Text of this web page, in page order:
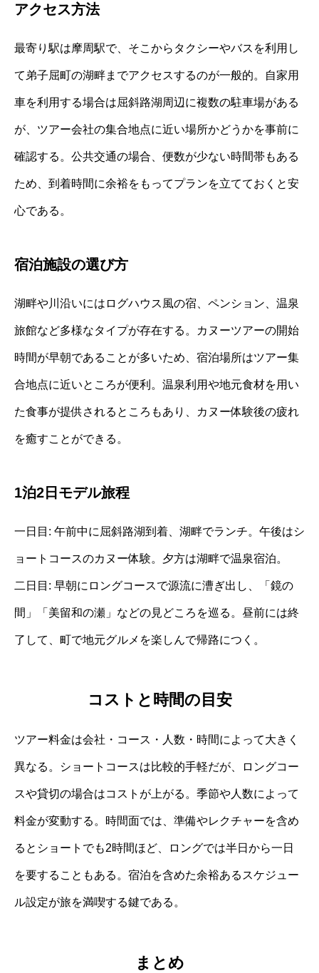
アクセス方法
最寄り駅は摩周駅で、そこからタクシーやバスを利用し
て弟子屈町の湖畔までアクセスするのが一般的。自家用
車を利用する場合は屈斜路湖周辺に複数の駐車場がある
が、ツアー会社の集合地点に近い場所かどうかを事前に
確認する。公共交通の場合、便数が少ない時間帯もある
ため、到着時間に余裕をもってプランを立てておくと安
心である。
宿泊施設の選び方
湖畔や川沿いにはログハウス風の宿、ペンション、温泉
旅館など多様なタイプが存在する。カヌーツアーの開始
時間が早朝であることが多いため、宿泊場所はツアー集
合地点に近いところが便利。温泉利用や地元食材を用い
た食事が提供されるところもあり、カヌー体験後の疲れ
を癒すことができる。
1泊2日モデル旅程
一日目: 午前中に屈斜路湖到着、湖畔でランチ。午後はシ
ョートコースのカヌー体験。夕方は湖畔で温泉宿泊。
二日目: 早朝にロングコースで源流に漕ぎ出し、「鏡の
間」「美留和の瀬」などの見どころを巡る。昼前には終
了して、町で地元グルメを楽しんで帰路につく。
コストと時間の目安
ツアー料金は会社・コース・人数・時間によって大きく
異なる。ショートコースは比較的手軽だが、ロングコー
スや貸切の場合はコストが上がる。季節や人数によって
料金が変動する。時間面では、準備やレクチャーを含め
るとショートでも2時間ほど、ロングでは半日から一日
を要することもある。宿泊を含めた余裕あるスケジュー
ル設定が旅を満喫する鍵である。
まとめ